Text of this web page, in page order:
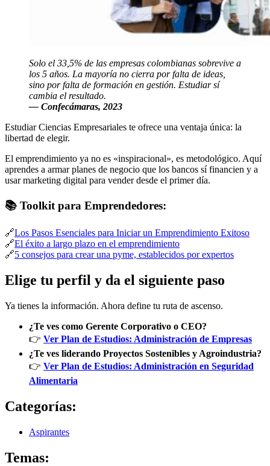
Solo el 33,5% de las empresas colombianas sobrevive a
los 5 años. La mayoría no cierra por falta de ideas,
sino por falta de formación en gestión. Estudiar sí
cambia el resultado.
— Confecámaras, 2023
Estudiar Ciencias Empresariales te ofrece una ventaja única: la
libertad de elegir.
El emprendimiento ya no es «inspiracional», es metodológico. Aquí
aprendes a armar planes de negocio que los bancos sí financien y a
usar marketing digital para vender desde el primer día.
📚 Toolkit para Emprendedores:
🔗Los Pasos Esenciales para Iniciar un Emprendimiento Exitoso
🔗El éxito a largo plazo en el emprendimiento
🔗5 consejos para crear una pyme, establecidos por expertos
Elige tu perfil y da el siguiente paso
Ya tienes la información. Ahora define tu ruta de ascenso.
¿Te ves como Gerente Corporativo o CEO?
👉 Ver Plan de Estudios: Administración de Empresas
¿Te ves liderando Proyectos Sostenibles y Agroindustria?
👉 Ver Plan de Estudios: Administración en Seguridad
Alimentaria
Categorías:
Aspirantes
Temas: